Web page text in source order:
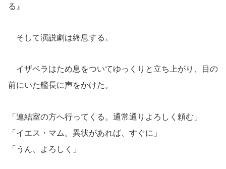
る』
そして演説劇は終息する。
イザベラはため息をついてゆっくりと立ち上がり、目の
前にいた艦長に声をかけた。
「連結室の方へ行ってくる。通常通りよろしく頼む」
「イエス・マム。異状があれば、すぐに」
「うん、よろしく」